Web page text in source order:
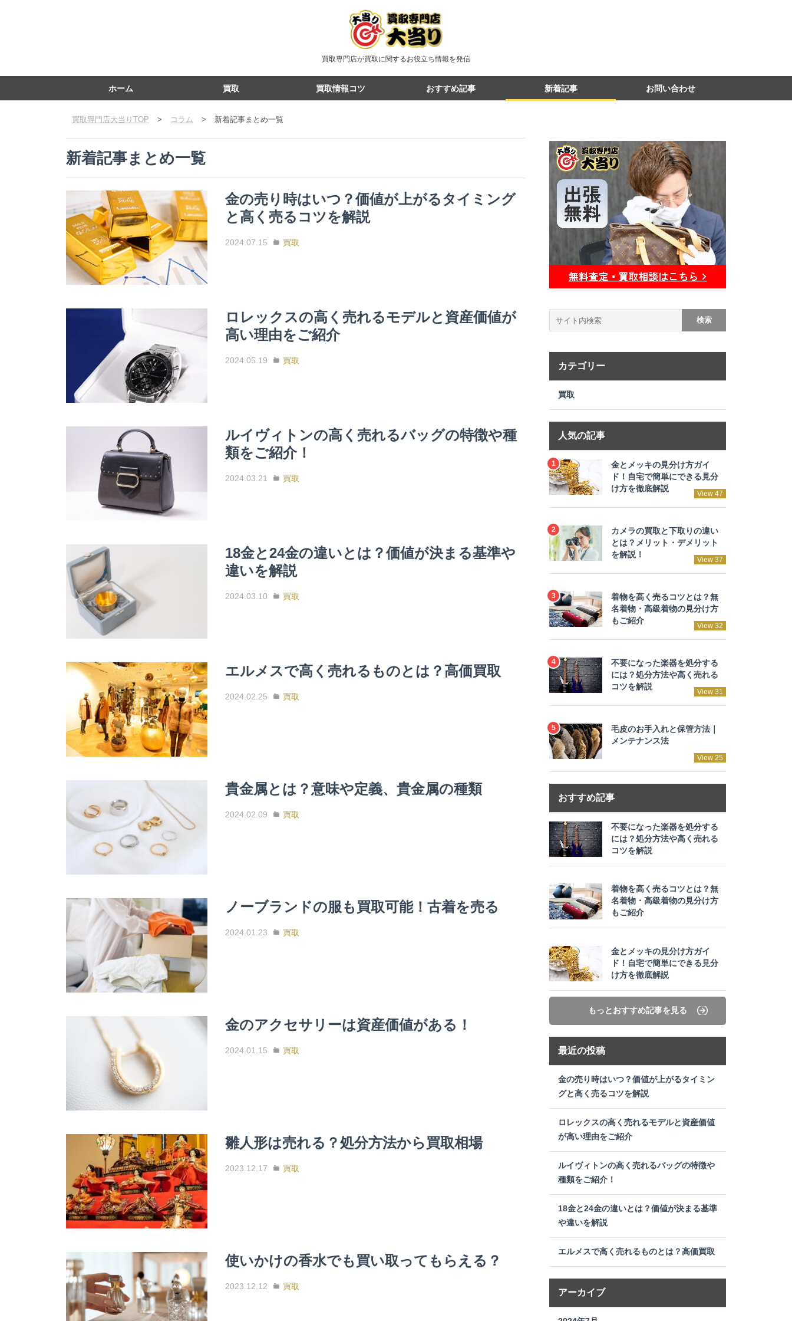
買取専門店が買取に関するお役立ち情報を発信
ホーム 買取 買取情報コツ おすすめ記事 新着記事 お問い合わせ
買取専門店大当りTOP > コラム > 新着記事まとめ一覧
新着記事まとめ一覧
金の売り時はいつ？価値が上がるタイミング
と高く売るコツを解説
2024.07.15 買取
ロレックスの高く売れるモデルと資産価値が
高い理由をご紹介
2024.05.19 買取
ルイヴィトンの高く売れるバッグの特徴や種
類をご紹介！
2024.03.21 買取
18金と24金の違いとは？価値が決まる基準や
違いを解説
2024.03.10 買取
エルメスで高く売れるものとは？高価買取
2024.02.25 買取
貴金属とは？意味や定義、貴金属の種類
2024.02.09 買取
ノーブランドの服も買取可能！古着を売る
2024.01.23 買取
金のアクセサリーは資産価値がある！
2024.01.15 買取
雛人形は売れる？処分方法から買取相場
2023.12.17 買取
使いかけの香水でも買い取ってもらえる？
2023.12.12 買取
カテゴリー
買取
人気の記事
金とメッキの見分け方ガイ
ド！自宅で簡単にできる見分
け方を徹底解説
View 47
カメラの買取と下取りの違い
とは？メリット・デメリット
を解説！
View 37
着物を高く売るコツとは？無
名着物・高級着物の見分け方
もご紹介
View 32
不要になった楽器を処分する
には？処分方法や高く売れる
コツを解説
View 31
毛皮のお手入れと保管方法｜
メンテナンス法
View 25
おすすめ記事
不要になった楽器を処分する
には？処分方法や高く売れる
コツを解説
着物を高く売るコツとは？無
名着物・高級着物の見分け方
もご紹介
金とメッキの見分け方ガイ
ド！自宅で簡単にできる見分
け方を徹底解説
もっとおすすめ記事を見る
最近の投稿
金の売り時はいつ？価値が上がるタイミン
グと高く売るコツを解説
ロレックスの高く売れるモデルと資産価値
が高い理由をご紹介
ルイヴィトンの高く売れるバッグの特徴や
種類をご紹介！
18金と24金の違いとは？価値が決まる基準
や違いを解説
エルメスで高く売れるものとは？高価買取
アーカイブ